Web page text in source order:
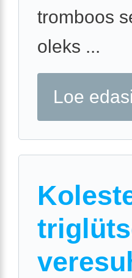
tromboos
oleks ...
Loe edasi